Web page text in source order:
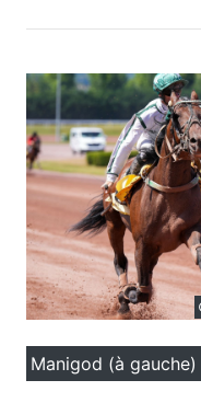
Manigod (à gauche)